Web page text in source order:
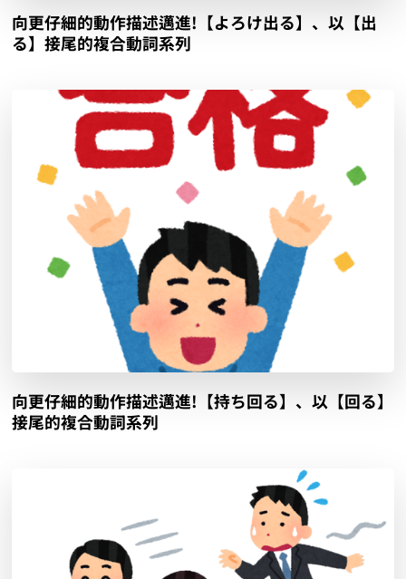
向更仔細的動作描述邁進!【よろけ出る】、以【出
る】接尾的複合動詞系列
向更仔細的動作描述邁進!【持ち回る】、以【回る】
接尾的複合動詞系列